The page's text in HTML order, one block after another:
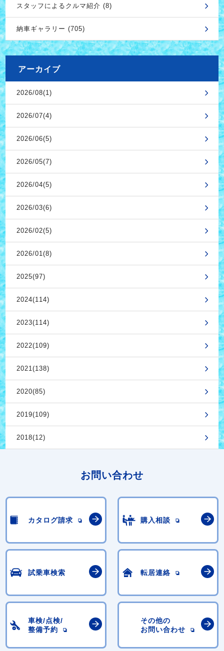
スタッフによるクルマ紹介 (8)
納車ギャラリー (705)
アーカイブ
2026/08(1)
2026/07(4)
2026/06(5)
2026/05(7)
2026/04(5)
2026/03(6)
2026/02(5)
2026/01(8)
2025(97)
2024(114)
2023(114)
2022(109)
2021(138)
2020(85)
2019(109)
2018(12)
お問い合わせ
カタログ請求 購入相談
試乗車検索 転居連絡
車検/点検/
整備予約
その他の
お問い合わせ